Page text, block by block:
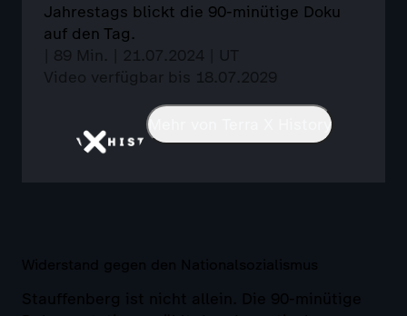
Jahrestags blickt die 90-minütige Doku
auf den Tag.
| 89 Min. | 21.07.2024 | UT
Video verfügbar bis 18.07.2029
Mehr von Terra X History
Widerstand gegen den Nationalsozialismus
Stauffenberg ist nicht allein. Die 90-minütige